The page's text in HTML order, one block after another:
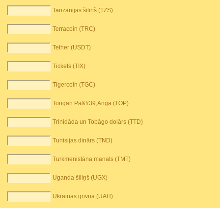
Tanzānijas šiliņš (TZS)
Terracoin (TRC)
Tether (USDT)
Tickets (TIX)
Tigercoin (TGC)
Tongan Pa&#39;Anga (TOP)
Trinidāda un Tobāgo dolārs (TTD)
Tunisijas dinārs (TND)
Turkmenistāna manats (TMT)
Uganda šiliņš (UGX)
Ukrainas grivna (UAH)